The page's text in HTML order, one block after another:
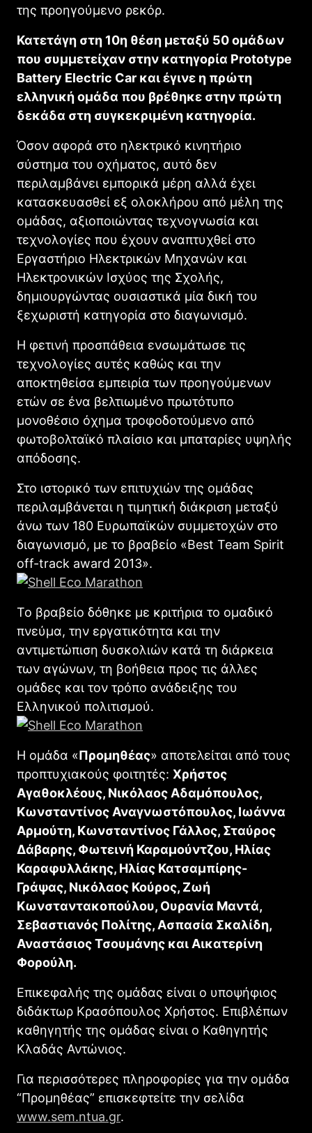
της προηγούμενο ρεκόρ.
Κατετάγη στη 10η θέση μεταξύ 50 ομάδων
που συμμετείχαν στην κατηγορία Prototype
Battery Electric Car και έγινε η πρώτη
ελληνική ομάδα που βρέθηκε στην πρώτη
δεκάδα στη συγκεκριμένη κατηγορία.
Όσον αφορά στο ηλεκτρικό κινητήριο
σύστημα του οχήματος, αυτό δεν
περιλαμβάνει εμπορικά μέρη αλλά έχει
κατασκευασθεί εξ ολοκλήρου από μέλη της
ομάδας, αξιοποιώντας τεχνογνωσία και
τεχνολογίες που έχουν αναπτυχθεί στο
Εργαστήριο Ηλεκτρικών Μηχανών και
Ηλεκτρονικών Ισχύος της Σχολής,
δημιουργώντας ουσιαστικά μία δική του
ξεχωριστή κατηγορία στο διαγωνισμό.
Η φετινή προσπάθεια ενσωμάτωσε τις
τεχνολογίες αυτές καθώς και την
αποκτηθείσα εμπειρία των προηγούμενων
ετών σε ένα βελτιωμένο πρωτότυπο
μονοθέσιο όχημα τροφοδοτούμενο από
φωτοβολταϊκό πλαίσιο και μπαταρίες υψηλής
απόδοσης.
Στο ιστορικό των επιτυχιών της ομάδας
περιλαμβάνεται η τιμητική διάκριση μεταξύ
άνω των 180 Ευρωπαϊκών συμμετοχών στο
διαγωνισμό, με το βραβείο «Best Team Spirit
off-track award 2013».
Το βραβείο δόθηκε με κριτήρια το ομαδικό
πνεύμα, την εργατικότητα και την
αντιμετώπιση δυσκολιών κατά τη διάρκεια
των αγώνων, τη βοήθεια προς τις άλλες
ομάδες και τον τρόπο ανάδειξης του
Ελληνικού πολιτισμού.
Η ομάδα «Προμηθέας» αποτελείται από τους
προπτυχιακούς φοιτητές: Χρήστος
Αγαθοκλέους, Νικόλαος Αδαμόπουλος,
Κωνσταντίνος Αναγνωστόπουλος, Ιωάννα
Αρμούτη, Κωνσταντίνος Γάλλος, Σταύρος
Δάβαρης, Φωτεινή Καραμούντζου, Ηλίας
Καραφυλλάκης, Ηλίας Κατσαμπίρης-
Γράψας, Νικόλαος Κούρος, Ζωή
Κωνσταντακοπούλου, Ουρανία Μαντά,
Σεβαστιανός Πολίτης, Ασπασία Σκαλίδη,
Αναστάσιος Τσουμάνης και Αικατερίνη
Φορούλη.
Επικεφαλής της ομάδας είναι ο υποψήφιος
διδάκτωρ Κρασόπουλος Χρήστος. Επιβλέπων
καθηγητής της ομάδας είναι ο Καθηγητής
Κλαδάς Αντώνιος.
Για περισσότερες πληροφορίες για την ομάδα
“Προμηθέας” επισκεφτείτε την σελίδα
www.sem.ntua.gr.